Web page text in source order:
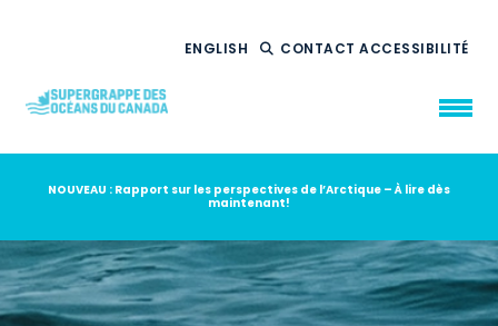
ENGLISH CONTACTACCESSIBILITÉ
QUI NOUSSOMMES
CE QUE NOUSFAISONS
NOTREIMPACT
NOUVEAU : Rapport sur les perspectives de l’Arctique – À lire dès
maintenant!